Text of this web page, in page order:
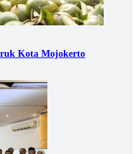
Kota Mojokerto